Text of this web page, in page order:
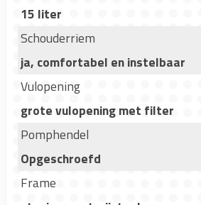
15 liter
Schouderriem
ja, comfortabel en instelbaar
Vulopening
grote vulopening met filter
Pomphendel
Opgeschroefd
Frame